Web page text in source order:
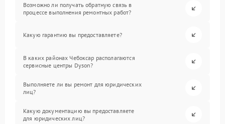
Возможно ли получать обратную связь в
процессе выполнения ремонтных работ?
Какую гарантию вы предоставляете?
В каких районах Чебоксар располагаются
сервисные центры Dyson?
Выполняете ли вы ремонт для юридических
лиц?
Какую документацию вы предоставляете
для юридических лиц?